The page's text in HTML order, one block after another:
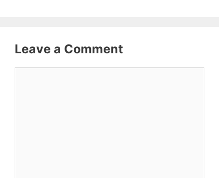
Leave a Comment